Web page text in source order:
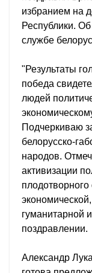
избранием на
Республики.
службе
"Результаты
победа
людей
Подчеркиваю
белорусско-
народов.
активизации
плодотворного
гуманитарной
поздравлении.
Александр